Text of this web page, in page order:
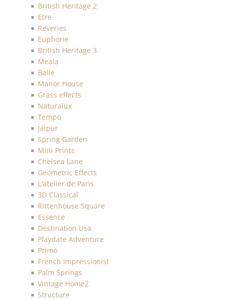
British Heritage 2
Etre
Reveries
Euphorie
British Heritage 3
Meala
Baile
Manor House
Grass effects
Naturalux
Tempo
Jaipur
Spring Garden
Mini Prints
Chelsea Lane
Geometric Effects
L'atelier de Paris
3D Classical
Rittenhouse Square
Essence
Destination Usa
Playdate Adventure
Primo
French Impressionist
Palm Springs
Vintage Home2
Structure